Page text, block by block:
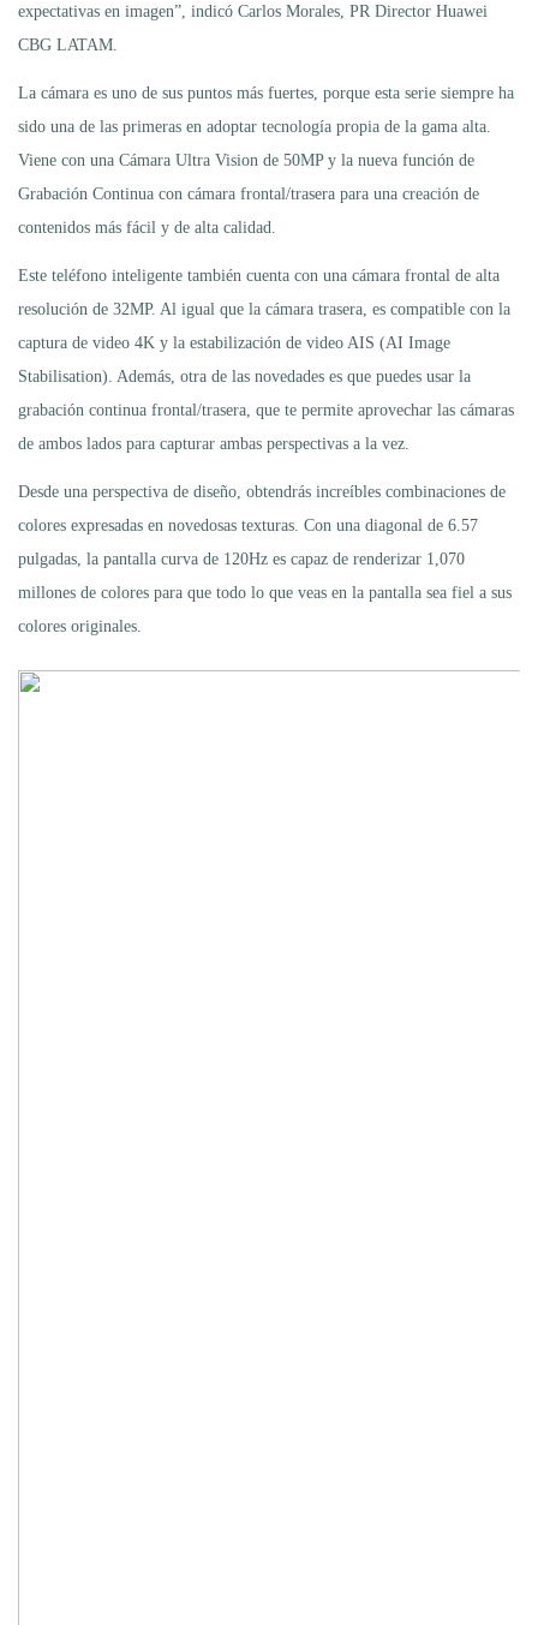
expectativas en imagen”, indicó Carlos Morales, PR Director Huawei
CBG LATAM.
La cámara es uno de sus puntos más fuertes, porque esta serie siempre ha
sido una de las primeras en adoptar tecnología propia de la gama alta.
Viene con una Cámara Ultra Vision de 50MP y la nueva función de
Grabación Continua con cámara frontal/trasera para una creación de
contenidos más fácil y de alta calidad.
Este teléfono inteligente también cuenta con una cámara frontal de alta
resolución de 32MP. Al igual que la cámara trasera, es compatible con la
captura de video 4K y la estabilización de video AIS (AI Image
Stabilisation). Además, otra de las novedades es que puedes usar la
grabación continua frontal/trasera, que te permite aprovechar las cámaras
de ambos lados para capturar ambas perspectivas a la vez.
Desde una perspectiva de diseño, obtendrás increíbles combinaciones de
colores expresadas en novedosas texturas. Con una diagonal de 6.57
pulgadas, la pantalla curva de 120Hz es capaz de renderizar 1,070
millones de colores para que todo lo que veas en la pantalla sea fiel a sus
colores originales.